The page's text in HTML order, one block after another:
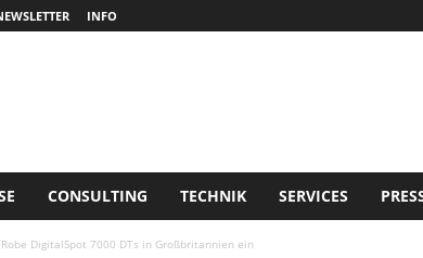
INFO
CONSULTING TECHNIK SERVICES
DigitalSpot 7000 DTs in Großbritannien ein